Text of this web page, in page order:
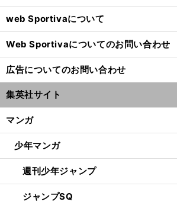
web Sportivaについて
Web Sportivaについてのお問い合わせ
広告についてのお問い合わせ
集英社サイト
マンガ
少年マンガ
週刊少年ジャンプ
ジャンプSQ